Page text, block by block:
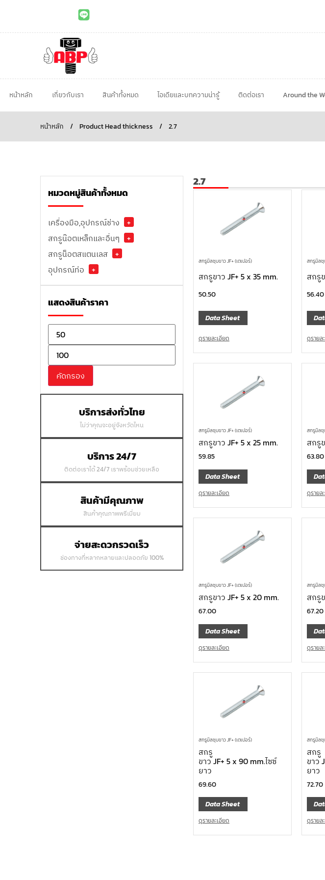
หน้าหลัก เกี่ยวกับเรา สินค้าทั้งหมด ไอเดียและบทความน่ารู้ ติดต่อเรา Around the
หน้าหลัก / Product Head thickness / 2.7
หมวดหมู่สินค้าทั้งหมด
เครื่องมือ,อุปกรณ์ช่าง
+
สกรูน๊อตเหล็กและอื่นๆ
+
สกรูน็อตสแตนเลส
+
อุปกรณ์ท่อ
+
แสดงสินค้าราคา
คัดกรอง
บริการส่งทั่วไทย
ไม่ว่าคุณจะอยู่จังหวัดไหน
บริการ 24/7
ติดต่อเราได้ 24/7 เราพร้อมช่วยเหลือ
สินค้ามีคุณภาพ
สินค้าคุณภาพพรีเมี่ยม
จ่ายสะดวกรวดเร็ว
ช่องทางที่หลากหลายและปลอดภัย 100%
2.7
สกรูมิลชุบขาว JF+ (เตเปอร์)
สกรูขาว JF+ 5 x 35 mm.
50.50
Data Sheet
ดูรายละเอียด
สกรูมิลชุ
สกรู
56.40
ดูรายล
สกรูมิลชุบขาว JF+ (เตเปอร์)
สกรูขาว JF+ 5 x 25 mm.
59.85
Data Sheet
ดูรายละเอียด
สกรูมิลชุ
สกรู
63.80
ดูรายล
สกรูมิลชุบขาว JF+ (เตเปอร์)
สกรูขาว JF+ 5 x 20 mm.
67.00
Data Sheet
ดูรายละเอียด
สกรูมิลชุ
สกรู
67.20
ดูรายล
สกรูมิลชุบขาว JF+ (เตเปอร์)
สกรู
ขาว JF+ 5 x 90 mm.ไซซ์
ยาว
69.60
Data Sheet
ดูรายละเอียด
สกรูมิลชุ
สกรู
ขาว
ยาว
72.70
ดูรายล